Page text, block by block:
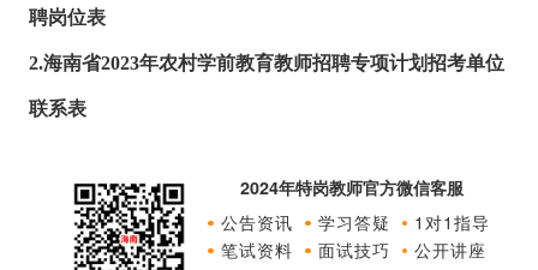
聘岗位表
2.海南省2023年农村学前教育教师招聘专项计划招考单位
联系表
2024年特岗教师官方微信客服
公告资讯
学习答疑
1对1指导
笔试资料
面试技巧 公开讲座